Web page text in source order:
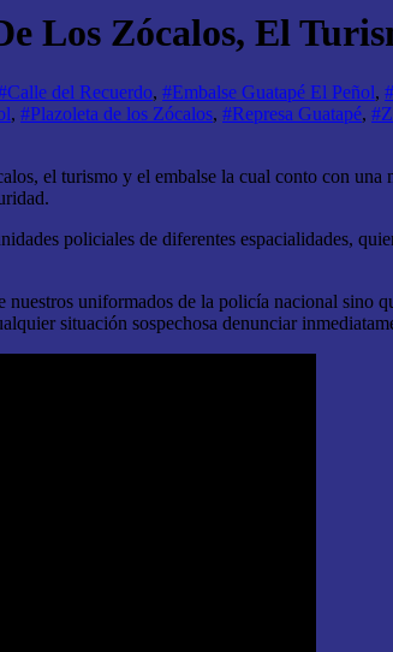
Los Zócalos, El
del Recuerdo, #Embalse Guatapé El Peñol,
, #Plazoleta de los Zócalos, #Represa Guatapé,
el turismo y el embalse la cual conto con
policiales de diferentes espacialidades,
uniformados de la policía nacional
situación sospechosa denunciar